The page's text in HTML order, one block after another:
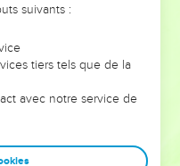
les doutes, les erreurs
alors même que ce
façonnés.
et responsables
afin que leurs erreurs
suivants :
tiers tels que de la
avec notre service de